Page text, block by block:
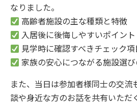
なりました。
高齢者施設の主な種類と特徴
入居後に後悔しやすいポイント
見学時に確認すべきチェック項
家族の安心につながる施設選
また、当日は参加者様同士の交流
談や身近な方のお話を共有いただ